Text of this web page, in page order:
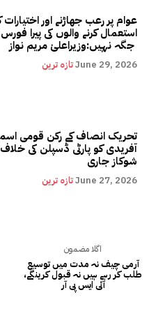
عوام پر رعب جھاڑنے اور اختیارات
استعمال کرنے والوں کی پیرا
تازہ ترینJune 29, 2026
تحریک انصاف کے رکن قومی
آفریدی کو پارٹی ڈسپلن کی
شوکاز جاری
تازہ ترینJune 27, 2026
اگلا مضمون
آرمی چیف نہ مدت میں توسیع
طلب کر رہے ہیں نہ قبول کرینگے،
آئی ایس پی آر